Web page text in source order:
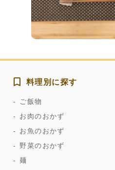
料理別に探す
ご飯物
お肉のおかず
お魚のおかず
野菜のおかず
麺